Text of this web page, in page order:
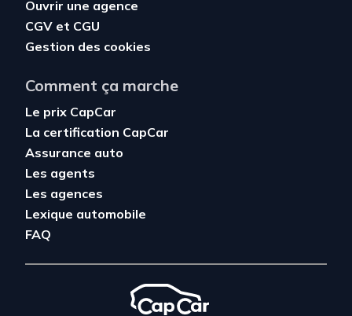
Ouvrir une agence
CGV et CGU
Gestion des cookies
Comment ça marche
Le prix CapCar
La certification CapCar
Assurance auto
Les agents
Les agences
Lexique automobile
FAQ